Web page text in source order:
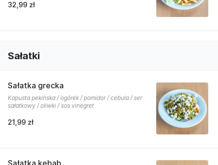
32,99 zł
Sałatki
Sałatka grecka
Kapusta pekińska / ogórek / pomidor / cebula / ser
sałatkowy / oliwki / sos vinegret
21,99 zł
Sałatka kebab